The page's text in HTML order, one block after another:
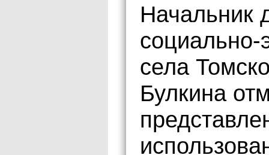
Начальник
социально-
села
Булкина